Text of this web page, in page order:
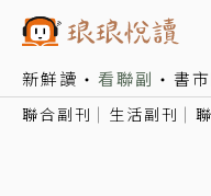
新鮮讀 看聯副 書
聯合副刊 生活副刊